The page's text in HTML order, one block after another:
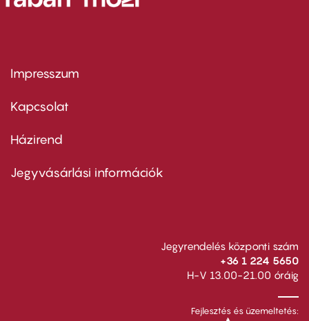
Footer
first
Impresszum
Kapcsolat
Footer
second
Házirend
Jegyvásárlási információk
Jegyrendelés központi szám
+36 1 224 5650
H-V 13.00-21.00 óráig
Fejlesztés és üzemeltetés: